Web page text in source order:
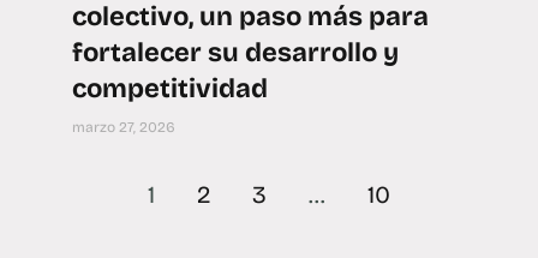
colectivo, un paso más para
fortalecer su desarrollo y
competitividad
marzo 27, 2026
1 2 3 … 10